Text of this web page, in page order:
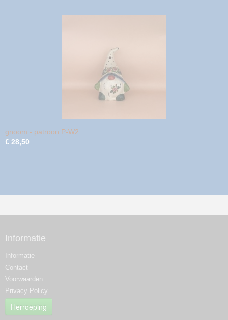
gnoom - patroon P-W2
€ 28,50
Informatie
Informatie
Contact
Voorwaarden
Privacy Policy
Herroeping